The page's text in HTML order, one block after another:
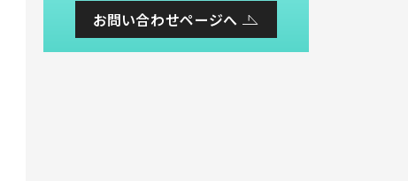
お問い合わせページへ